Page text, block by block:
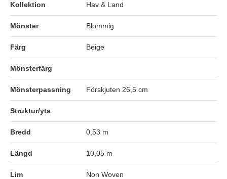
Kollektion Hav & Land
Mönster Blommig
Färg Beige
Mönsterfärg
Mönsterpassning Förskjuten 26,5 cm
Struktur/yta
Bredd 0,53 m
Längd 10,05 m
Lim Non Woven